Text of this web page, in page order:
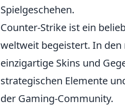
Spielgeschehen.
Counter-Strike ist ein
weltweit begeistert. In den
einzigartige Skins und
strategischen Elemente
der Gaming-Community.